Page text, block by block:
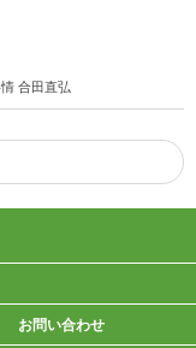
合田直弘
お問い合わせ